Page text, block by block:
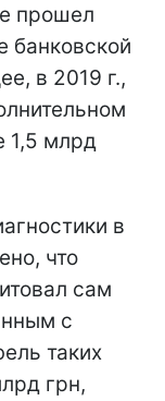
прошел
банковской
в 2019 г.,
1,5 млрд
в
что
сам
с
таких
грн,